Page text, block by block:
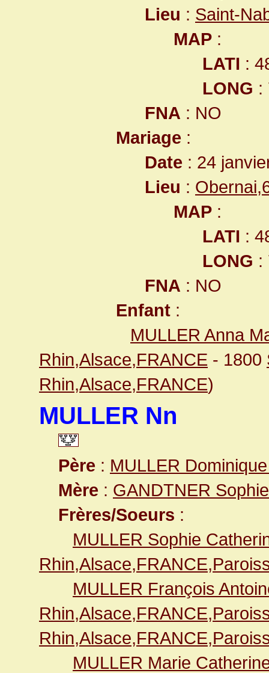
Lieu : Saint-
MAP :
LATI :
LONG :
FNA : NO
Mariage :
Date : 24
Lieu :
MAP :
LATI :
LONG :
FNA : NO
Enfant :
MULLER Anna
Rhin,Alsace,FRANCE - 1800
Rhin,Alsace,FRANCE)
MULLER Nn
Père : MULLER
Mère : GANDTNER Sophie
Frères/Soeurs :
MULLER Sophie
MULLER François
MULLER Marie